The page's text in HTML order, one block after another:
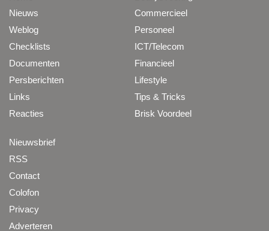
Nieuws
Weblog
Checklists
Documenten
Persberichten
Links
Reacties
Commercieel
Personeel
ICT/Telecom
Financieel
Lifestyle
Tips & Tricks
Brisk Voordeel
Nieuwsbrief
RSS
Contact
Colofon
Privacy
Adverteren